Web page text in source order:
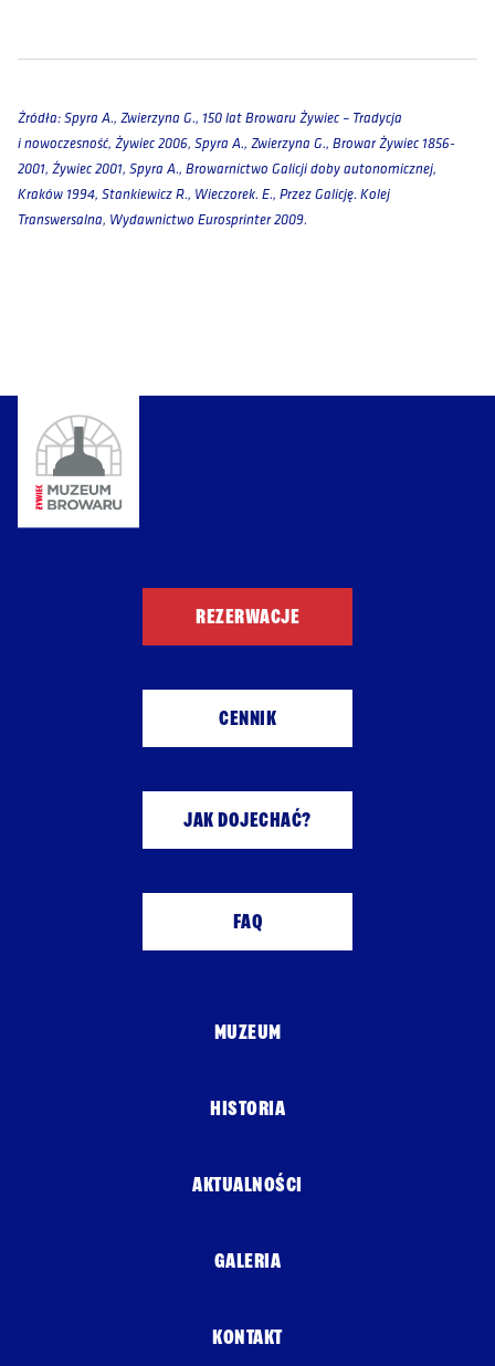
Źródła: Spyra A., Zwierzyna G., 150 lat Browaru Żywiec – Tradycja
i nowoczesność, Żywiec 2006, Spyra A., Zwierzyna G., Browar Żywiec 1856-
2001, Żywiec 2001, Spyra A., Browarnictwo Galicji doby autonomicznej,
Kraków 1994, Stankiewicz R., Wieczorek. E., Przez Galicję. Kolej
Transwersalna, Wydawnictwo Eurosprinter 2009.
REZERWACJE
CENNIK
JAK DOJECHAĆ?
FAQ
MUZEUM
HISTORIA
AKTUALNOŚCI
GALERIA
KONTAKT